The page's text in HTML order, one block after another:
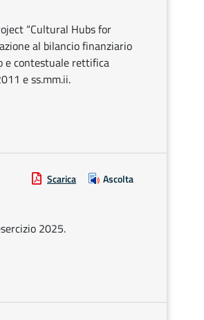
“Cultural Hubs for
al bilancio finanziario
e contestuale rettifica
e ss.mm.ii.
Scarica Ascolta
2025.